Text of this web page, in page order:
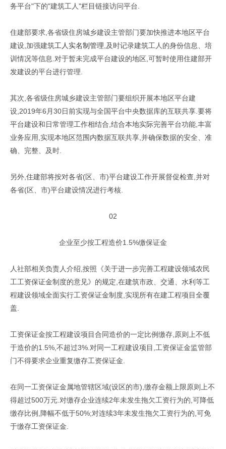
务平台"下的"建筑工人"栏目链接访问平台.
住建部要求,各省级住房城乡建设主管部门要加快推进本地区平台
建设,加强建筑工人实名制管理 ,及时记录建筑工人的身份信息、培
训情况等信息.对于暂未完成平台建设的地区,可暂时使用住建部开
发建设的平台进行管理.
其次,各省级住房城乡建设主管部门要组织开展本地区平台建
设,2019年6月30日前实现与全国平台中央数据库的互联共享.要将
平台建设和日常管理工作相结合,结合本地实际完善平台功能,丰富
业务应用,实现本地区范围内数据互联共享,并确保数据的安全、准
确、完整、及时.
另外,住建部将按对各省(区、市)平台建设工作开展督促检查,并对
各省(区、市)平台建设情况进行考核.
02
企业至少按工程造价1.5%缴保证金
人社部相关负责人介绍,按照《关于进一步完善工程建设领域农民
工工资保证金制度的意见》的规定,在建筑市政、交通、水利等工
程建设领域全面实行工资保证金制度,实现所有在建工程项目全覆
盖.
工资保证金按工程建设项目合同造价的一定比例缴存,原则上不低
于造价的1.5%,不超过3%.对同一工程建设项目,工资保证金监管部
门不得要求企业重复缴存工资保证金.
在同一工资保证金属地管辖区域(设区的市),缴存金额上限原则上不
得超过500万元.对缴存企业连续2年未发生拖欠工资行为的,可降低
缴存比例,降幅不低于50%;对连续3年未发生拖欠工资行为的,可免
于缴存工资保证金.